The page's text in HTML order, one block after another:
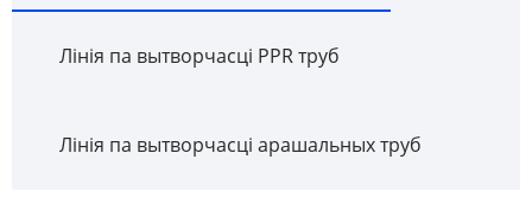
Лінія па вытворчасці PPR труб
Лінія па вытворчасці арашальных труб